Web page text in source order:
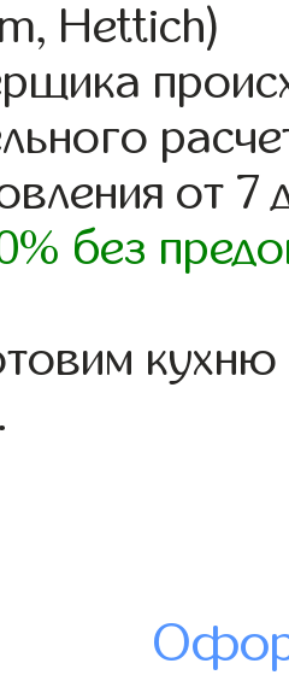
Hettich)
от 7
без